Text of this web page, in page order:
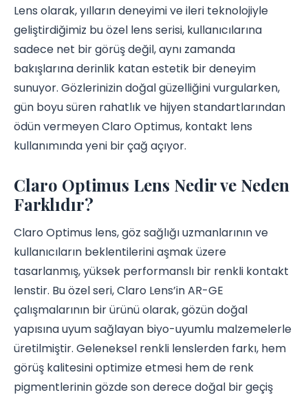
Lens olarak, yılların deneyimi ve ileri teknolojiyle
geliştirdiğimiz bu özel lens serisi, kullanıcılarına
sadece net bir görüş değil, aynı zamanda
bakışlarına derinlik katan estetik bir deneyim
sunuyor. Gözlerinizin doğal güzelliğini vurgularken,
gün boyu süren rahatlık ve hijyen standartlarından
ödün vermeyen Claro Optimus, kontakt lens
kullanımında yeni bir çağ açıyor.
Claro Optimus Lens Nedir ve Neden
Farklıdır?
Claro Optimus lens, göz sağlığı uzmanlarının ve
kullanıcıların beklentilerini aşmak üzere
tasarlanmış, yüksek performanslı bir renkli kontakt
lenstir. Bu özel seri, Claro Lens’in AR-GE
çalışmalarının bir ürünü olarak, gözün doğal
yapısına uyum sağlayan biyo-uyumlu malzemelerle
üretilmiştir. Geleneksel renkli lenslerden farkı, hem
görüş kalitesini optimize etmesi hem de renk
pigmentlerinin gözde son derece doğal bir geçiş